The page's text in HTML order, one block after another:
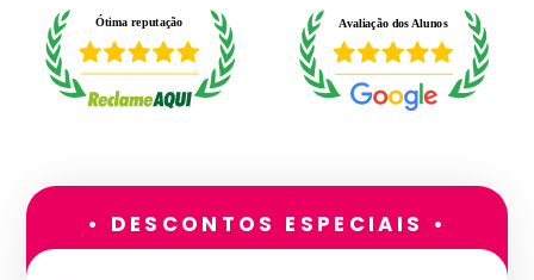
• DESCONTOS ESPECIAIS •